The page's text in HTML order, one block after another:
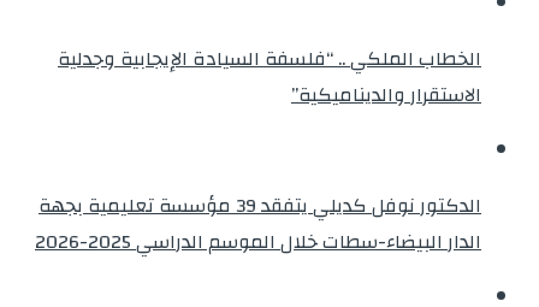
الخطاب الملكي .. “فلسفة السيادة الإيجابية وجدلية
الاستقرار والديناميكية”
الدكتور نوفل كديلي يتفقد 39 مؤسسة تعليمية بجهة
الدار البيضاء-سطات خلال الموسم الدراسي 2025-2026